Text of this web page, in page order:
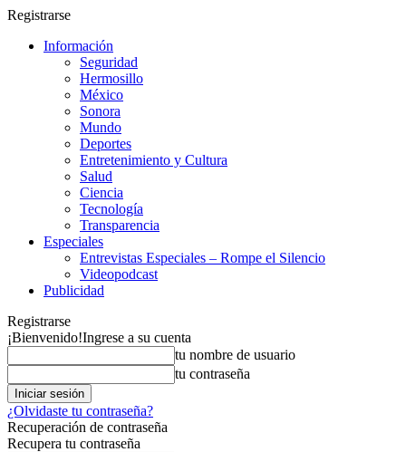
Registrarse
Información
Seguridad
Hermosillo
México
Sonora
Mundo
Deportes
Entretenimiento y Cultura
Salud
Ciencia
Tecnología
Transparencia
Especiales
Entrevistas Especiales – Rompe el Silencio
Videopodcast
Publicidad
Registrarse
¡Bienvenido!Ingrese a su cuenta
tu nombre de usuario
tu contraseña
¿Olvidaste tu contraseña?
Recuperación de contraseña
Recupera tu contraseña